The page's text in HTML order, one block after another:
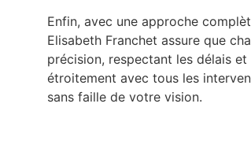
Enfin, avec une approche
Elisabeth Franchet assure que
précision, respectant les délais
étroitement avec tous les
sans faille de votre vision.